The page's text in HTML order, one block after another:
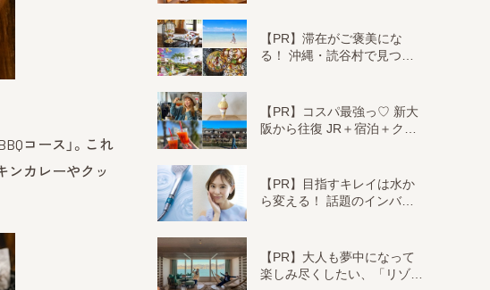
コース」。これ
ンカレーやクッ
【PR】滞在がご褒美にな
る！ 沖縄・読谷村で見つ…
【PR】コスパ最強っ♡ 新大
阪から往復 JR＋宿泊＋ク…
【PR】目指すキレイは水か
ら変える！ 話題のインバ…
【PR】大人も夢中になって
楽しみ尽くしたい、「リゾ…